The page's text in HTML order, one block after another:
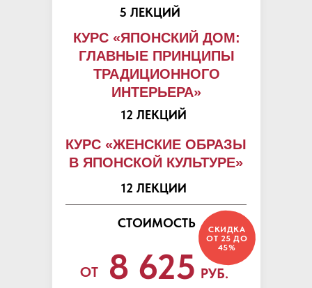
КУРС «ЯПОНСКИЙ ДОМ:
ГЛАВНЫЕ ПРИНЦИПЫ
ТРАДИЦИОННОГО
ИНТЕРЬЕРА»
КУРС «ЖЕНСКИЕ ОБРАЗЫ
В ЯПОНСКОЙ КУЛЬТУРЕ»
СКИДКА
ОТ 25 ДО
45%
8 625 РУБ.
ОТ
5 ЛЕКЦИЙ
СТОИМОСТЬ
12 ЛЕКЦИЙ
12 ЛЕКЦИИ